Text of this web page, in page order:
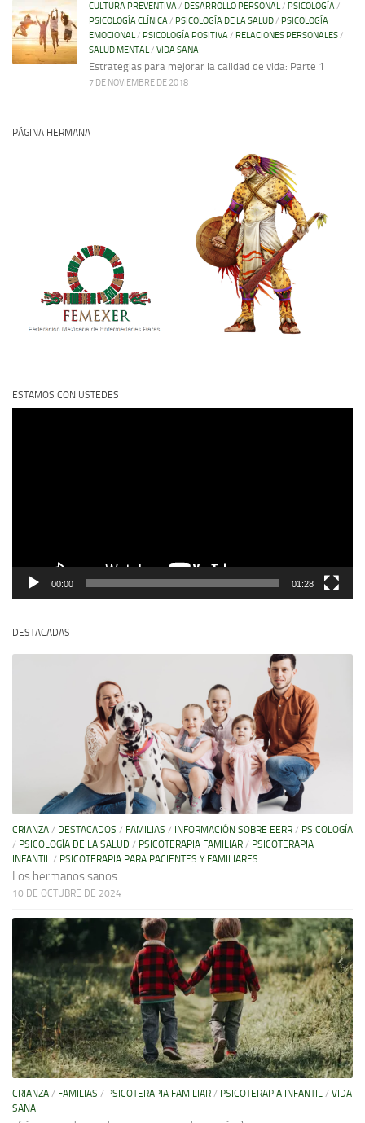
CULTURA PREVENTIVA/ DESARROLLO PERSONAL/ PSICOLOGÍA/
PSICOLOGÍA CLÍNICA/ PSICOLOGÍA DE LA SALUD/ PSICOLOGÍA
EMOCIONAL/ PSICOLOGÍA POSITIVA/ RELACIONES PERSONALES/
SALUD MENTAL/ VIDA SANA
Estrategias para mejorar la calidad de vida: Parte 1
7 DE NOVIEMBRE DE 2018
PÁGINA HERMANA
ESTAMOS CON USTEDES
00:00 01:28
DESTACADAS
CRIANZA / DESTACADOS / FAMILIAS / INFORMACIÓN SOBRE EERR / PSICOLOGÍA
/ PSICOLOGÍA DE LA SALUD / PSICOTERAPIA FAMILIAR / PSICOTERAPIA
INFANTIL / PSICOTERAPIA PARA PACIENTES Y FAMILIARES
Los hermanos sanos
10 DE OCTUBRE DE 2024
CRIANZA / FAMILIAS / PSICOTERAPIA FAMILIAR / PSICOTERAPIA INFANTIL / VIDA
SANA